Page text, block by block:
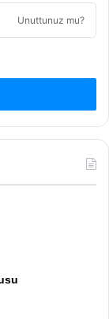
Unuttunuz mu?